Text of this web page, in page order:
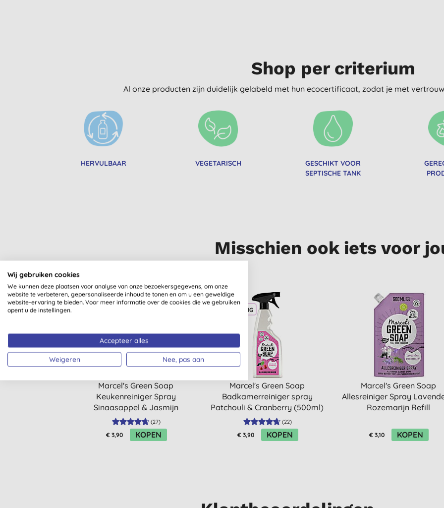
Shop per criterium
Al onze producten zijn duidelijk gelabeld met hun ecocertificaat, zodat je met
HERVULBAAR VEGETARISCH
GESCHIKT VOOR
SEPTISCHE TANK
Misschien ook iets voor
Marcel's Green Soap
Keukenreiniger Spray
Sinaasappel & Jasmijn
(500ml) (27)
€ 3,90 KOPEN
STAPELKORTING
Marcel's Green Soap
Badkamerreiniger spray
Patchouli & Cranberry (500ml)
(22)
€ 3,90 KOPEN
Marcel's Green Soap
Allesreiniger Spray
Rozemarijn Refill
€ 3,10 KOPEN
Wij gebruiken cookies
We kunnen deze plaatsen voor analyse van onze bezoekersgegevens, om onze
website te verbeteren, gepersonaliseerde inhoud te tonen en om u een geweldige
website-ervaring te bieden. Voor meer informatie over de cookies die we gebruiken
opent u de instellingen.
Accepteer alles
Weigeren Nee, pas aan